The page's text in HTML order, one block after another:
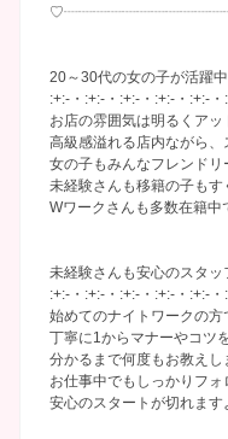
20～30代の女の子が活躍
:+:-・:+:-・:+:-・:+:-・:+:-・
お店の雰囲気は明るくアッ
高級感溢れる店内ながら、
女の子もみんなフレンドリ
未経験さんも移籍の子も
Wワークさんも多数在籍
未経験さんも安心のスタッ
:+:-・:+:-・:+:-・:+:-・:+:-・
始めてのナイトワークの方
丁寧に1からマナーやコツ
分かるまで何度もお教えし
お仕事中でもしっかりフォ
安心のスタートが切れます